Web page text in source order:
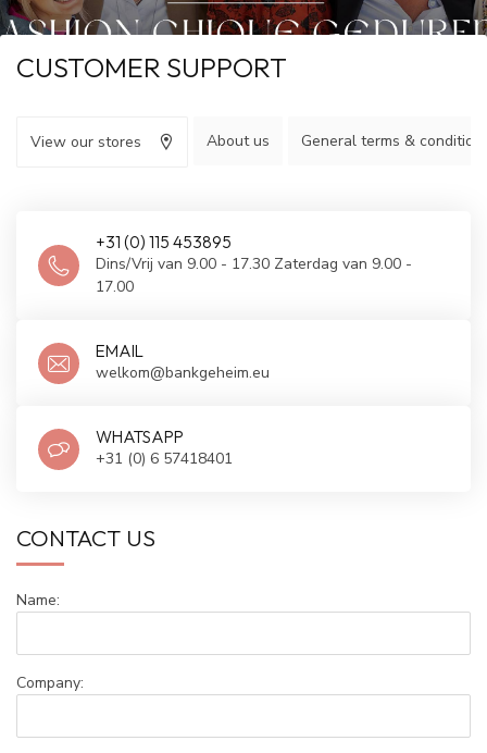
CUSTOMER SUPPORT
View our stores About us General terms &
+31 (0) 115 453895
Dins/Vrij van 9.00 - 17.30 Zaterdag van 9.00 -
17.00
EMAIL
welkom@bankgeheim.eu
WHATSAPP
+31 (0) 6 57418401
CONTACT US
Name:
Company: